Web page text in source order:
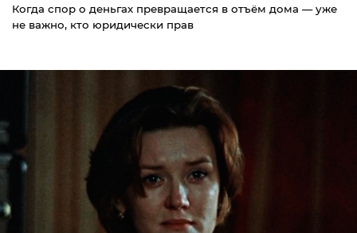
Когда спор о деньгах превращается в отъём дома — уже
не важно, кто юридически прав